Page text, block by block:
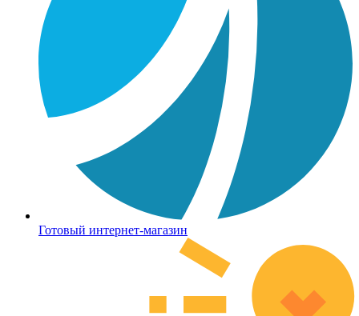
Готовый интернет-магазин